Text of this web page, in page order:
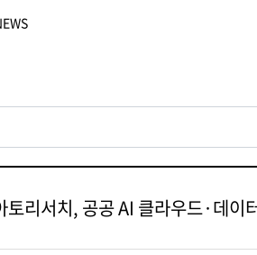
리서치, 공공 AI 클라우드·데이